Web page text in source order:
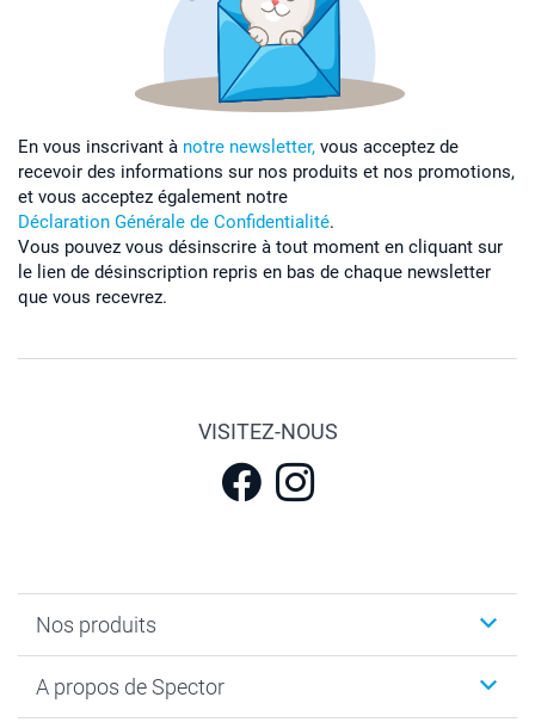
En vous inscrivant à notre newsletter, vous acceptez de
recevoir des informations sur nos produits et nos promotions,
et vous acceptez également notre
Déclaration Générale de Confidentialité.
Vous pouvez vous désinscrire à tout moment en cliquant sur
le lien de désinscription repris en bas de chaque newsletter
que vous recevrez.
VISITEZ-NOUS
Nos produits
Faire-part & Cartes
A propos de Spector